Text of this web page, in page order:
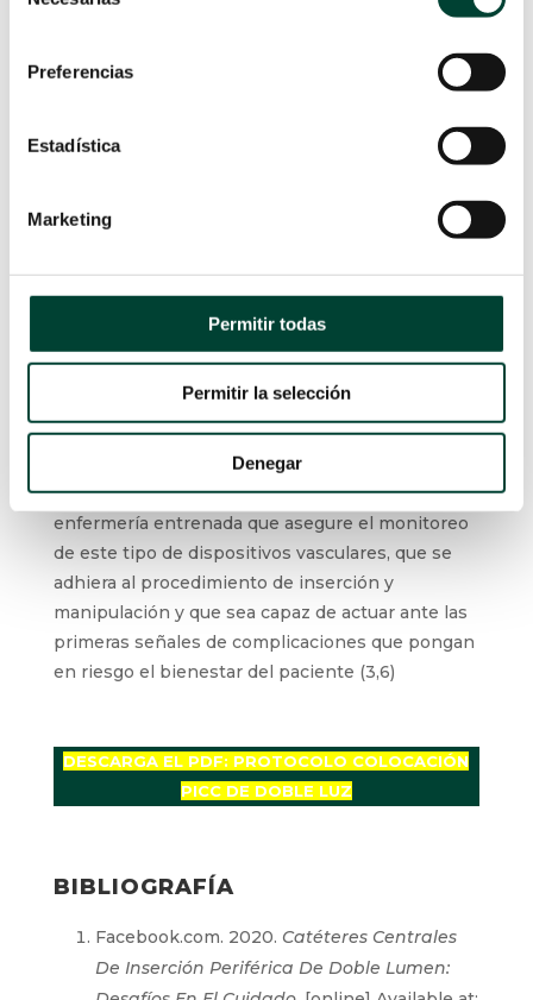
Preferencias
Estadística
Marketing
Permitir todas
Permitir la selección
Denegar
procedimientos dolorosos que causan estrés, es
obligación del profesional evitar todos aquellos
sufrimiento y que contribuyen a un desarrollo
una evaluación cuidados de las indicaciones, no
susceptibles de la inserción de este dispositivo,
es recomendable el uso de un PICC de doble luz
cuando serequiera de un acceso vascular
seguro para recibir simultáneamente nutrición
parenteral y otras terapias incompatibles a
Pero, para ello, es esencial la existencia de una
enfermería entrenada que asegure el monitoreo
de este tipo de dispositivos vasculares, que se
adhiera al procedimiento de inserción y
manipulación y que sea capaz de actuar ante las
primeras señales de complicaciones que pongan
en riesgo el bienestar del paciente (3,6)
DESCARGA EL PDF: PROTOCOLO COLOCACIÓN
PICC DE DOBLE LUZ
BIBLIOGRAFÍA
Facebook.com. 2020. Catéteres Centrales
De Inserción Periférica De Doble Lumen: